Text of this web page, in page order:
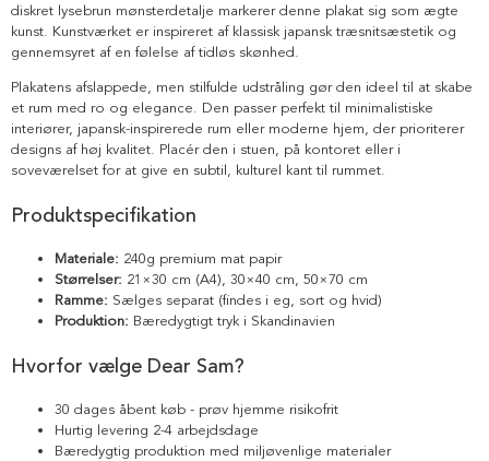
diskret lysebrun mønsterdetalje markerer denne plakat sig som ægte
kunst. Kunstværket er inspireret af klassisk japansk træsnitsæstetik og
gennemsyret af en følelse af tidløs skønhed.
Plakatens afslappede, men stilfulde udstråling gør den ideel til at skabe
et rum med ro og elegance. Den passer perfekt til minimalistiske
interiører, japansk-inspirerede rum eller moderne hjem, der prioriterer
designs af høj kvalitet. Placér den i stuen, på kontoret eller i
soveværelset for at give en subtil, kulturel kant til rummet.
Produktspecifikation
Materiale: 240g premium mat papir
Størrelser: 21×30 cm (A4), 30×40 cm, 50×70 cm
Ramme: Sælges separat (findes i eg, sort og hvid)
Produktion: Bæredygtigt tryk i Skandinavien
Hvorfor vælge Dear Sam?
30 dages åbent køb - prøv hjemme risikofrit
Hurtig levering 2-4 arbejdsdage
Bæredygtig produktion med miljøvenlige materialer